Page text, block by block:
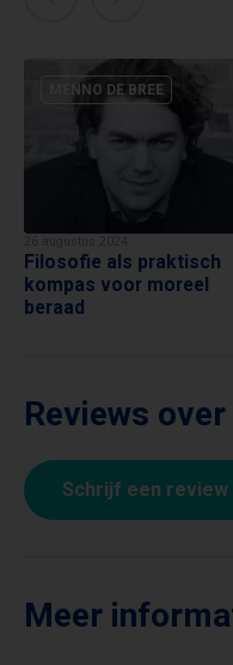
MENNO DE BREE
Filosofie als praktisch
kompas voor moreel
beraad
Reviews
Schrijf een review
Meer